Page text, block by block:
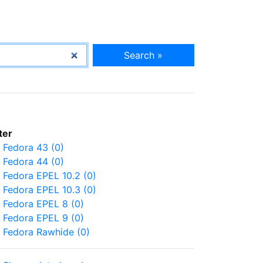
Search »
Fedora 43 (0)
Fedora 44 (0)
Fedora EPEL 10.2 (0)
Fedora EPEL 10.3 (0)
Fedora EPEL 8 (0)
Fedora EPEL 9 (0)
Fedora Rawhide (0)